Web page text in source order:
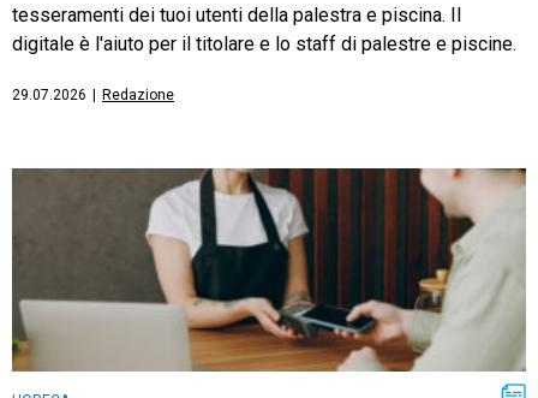
tesseramenti dei tuoi utenti della palestra e piscina. Il
digitale è l'aiuto per il titolare e lo staff di palestre e piscine.
29.07.2026 Redazione